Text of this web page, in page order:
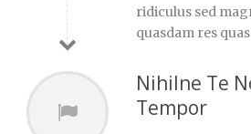
ridiculus sed
quasdam res
Nihilne Te
Tempor